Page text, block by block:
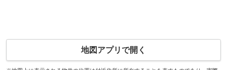
地図アプリで開く